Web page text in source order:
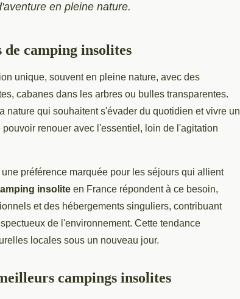
en pleine nature.
camping insolites
unique, souvent en pleine nature, avec des
cabanes dans les arbres ou bulles transparentes.
nature qui souhaitent s'évader du quotidien et vivre un
renouer avec l'essentiel, loin de l'agitation
préférence marquée pour les séjours qui allient
insolite en France répondent à ce besoin,
et des hébergements singuliers, contribuant
de l'environnement. Cette tendance
locales sous un nouveau jour.
campings insolites